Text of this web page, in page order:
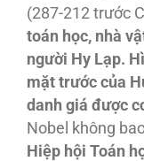
(287-212 trước
toán học, nhà v
người Hy Lạp.
mặt trước của
danh gia được
Nobel không
Hiệp hội Toán h